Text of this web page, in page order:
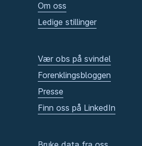
Om oss
Ledige stillinger
Vær obs på svindel
Forenklingsbloggen
Presse
Finn oss på LinkedIn